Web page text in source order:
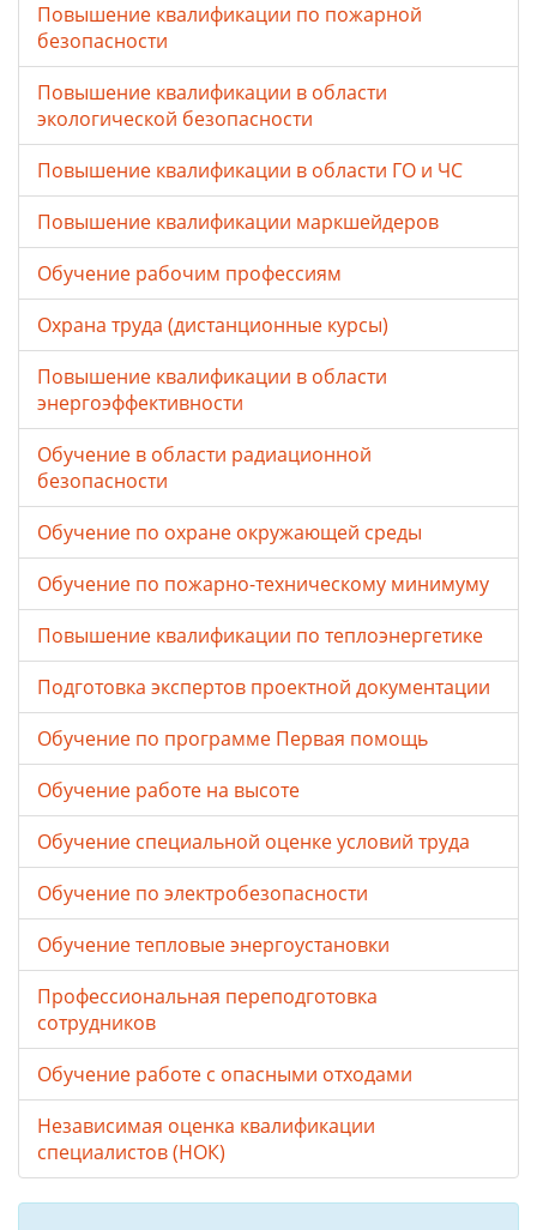
Повышение квалификации по пожарной
безопасности
Повышение квалификации в области
экологической безопасности
Повышение квалификации в области ГО и ЧС
Повышение квалификации маркшейдеров
Обучение рабочим профессиям
Охрана труда (дистанционные курсы)
Повышение квалификации в области
энергоэффективности
Обучение в области радиационной
безопасности
Обучение по охране окружающей среды
Обучение по пожарно-техническому минимуму
Повышение квалификации по теплоэнергетике
Подготовка экспертов проектной документации
Обучение по программе Первая помощь
Обучение работе на высоте
Обучение специальной оценке условий труда
Обучение по электробезопасности
Обучение тепловые энергоустановки
Профессиональная переподготовка
сотрудников
Обучение работе с опасными отходами
Независимая оценка квалификации
специалистов (НОК)